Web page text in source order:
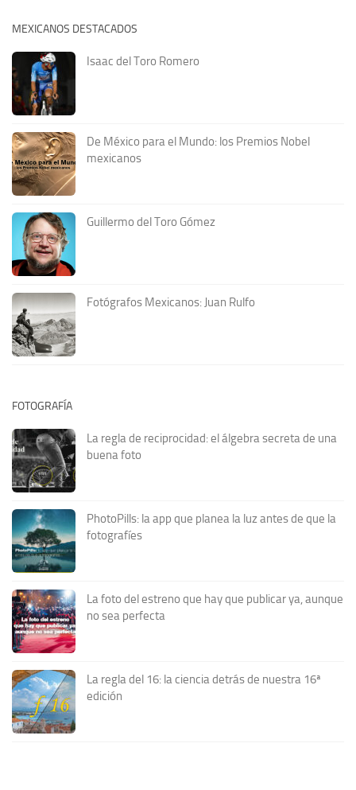
MEXICANOS DESTACADOS
Isaac del Toro Romero
De México para el Mundo: los Premios Nobel
mexicanos
Guillermo del Toro Gómez
Fotógrafos Mexicanos: Juan Rulfo
FOTOGRAFÍA
La regla de reciprocidad: el álgebra secreta de una
buena foto
PhotoPills: la app que planea la luz antes de que la
fotografíes
La foto del estreno que hay que publicar ya, aunque
no sea perfecta
La regla del 16: la ciencia detrás de nuestra 16ª
edición